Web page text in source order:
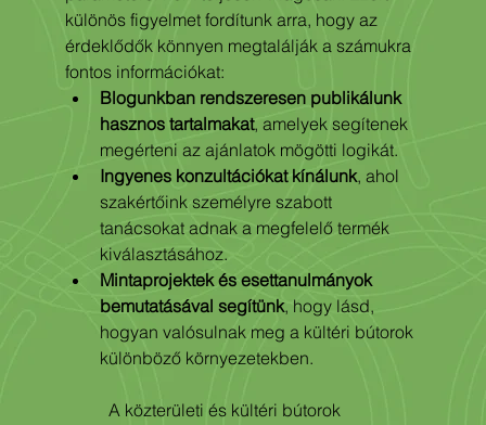
különös figyelmet fordítunk arra, hogy az
érdeklődők könnyen megtalálják a számukra
fontos információkat:
Blogunkban rendszeresen publikálunk
hasznos tartalmakat, amelyek segítenek
megérteni az ajánlatok mögötti logikát.
Ingyenes konzultációkat kínálunk, ahol
szakértőink személyre szabott
tanácsokat adnak a megfelelő termék
kiválasztásához.
Mintaprojektek és esettanulmányok
bemutatásával segítünk, hogy lásd,
hogyan valósulnak meg a kültéri bútorok
különböző környezetekben.
	A közterületi és kültéri bútorok